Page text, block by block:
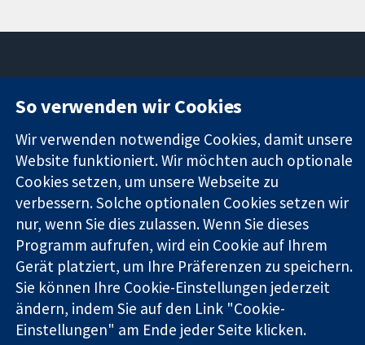
Zuverlässige
Evidenz
Informierte
Entscheidungen
Bessere
Gesundheit
11-13 Cavendish
London
W1G0AN
Königreich
Neuigkeiten
Pressestelle
Über uns
Cochrane
Library
Die Cochrane Collaboration ist eine gemeinützige Organisation
(Nr. 1045921) und in England und in Wales als eine Gesellschaft
mit beschränkter Haftung (Nr. 03044323) registriert.
So verwenden wir Cookies
Wir verwenden notwendige Cookies, damit unsere
Website funktioniert. Wir möchten auch optionale
Cookies setzen, um unsere Webseite zu
verbessern. Solche optionalen Cookies setzen wir
nur, wenn Sie dies zulassen. Wenn Sie dieses
Programm aufrufen, wird ein Cookie auf Ihrem
Gerät platziert, um Ihre Präferenzen zu speichern.
Sie können Ihre Cookie-Einstellungen jederzeit
ändern, indem Sie auf den Link "Cookie-
Einstellungen" am Ende jeder Seite klicken.